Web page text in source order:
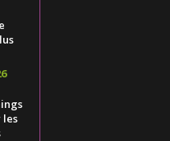
les